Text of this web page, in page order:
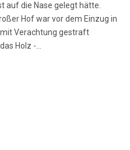
auf die Nase gelegt hätte.
Hof war vor dem Einzug in
Verachtung gestraft
Holz -…